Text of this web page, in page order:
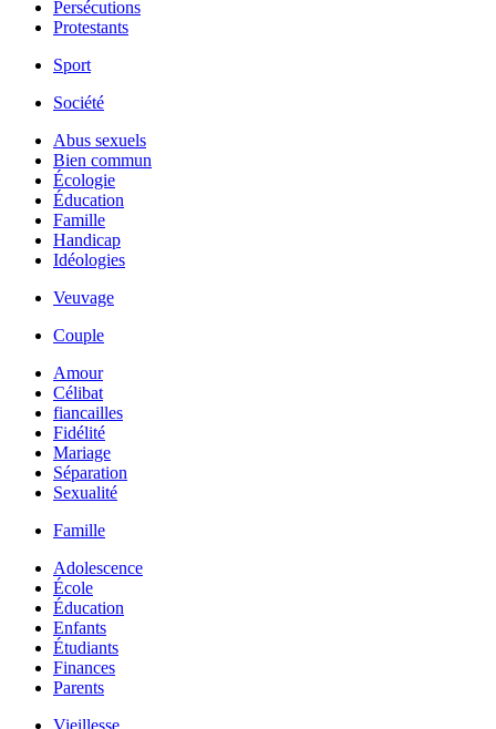
Persécutions
Protestants
Sport
Société
Abus sexuels
Bien commun
Écologie
Éducation
Famille
Handicap
Idéologies
Veuvage
Couple
Amour
Célibat
fiancailles
Fidélité
Mariage
Séparation
Sexualité
Famille
Adolescence
École
Éducation
Enfants
Étudiants
Finances
Parents
Vieillesse